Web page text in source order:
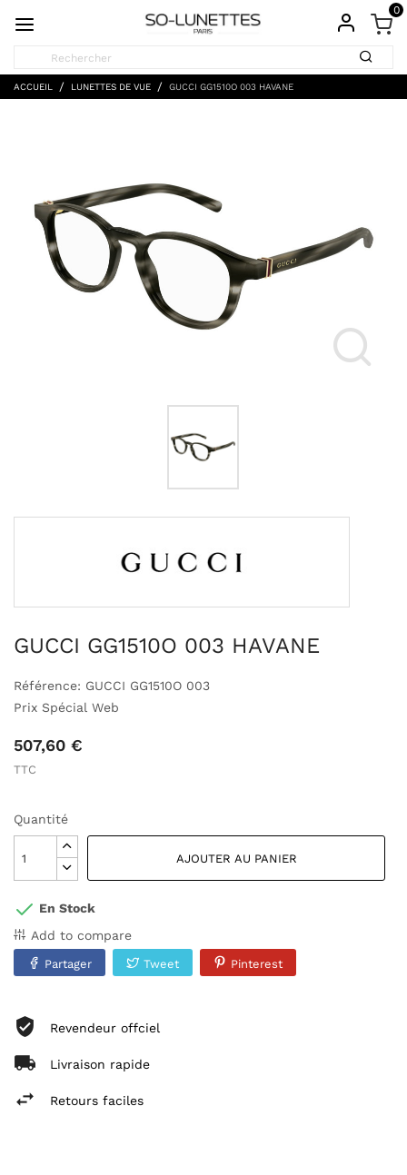
0
ACCUEIL LUNETTES DE VUE GUCCI GG1510O 003 HAVANE
GUCCI GG1510O 003 HAVANE
Référence: GUCCI GG1510O 003
Prix Spécial Web
507,60 €
TTC
Quantité
AJOUTER AU PANIER
En Stock
Add to compare
Partager Tweet Pinterest
Revendeur offciel
Livraison rapide
Retours faciles